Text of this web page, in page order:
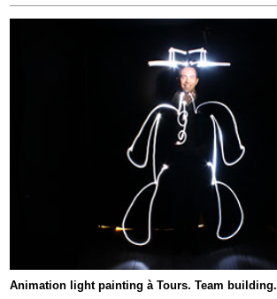
Animation light painting à Tours. Team building.